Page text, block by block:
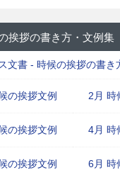
挨拶の書き方・文例集
文書 - 時候の挨拶の書き
の挨拶文例 2月 時
の挨拶文例 4月 時
の挨拶文例 6月 時